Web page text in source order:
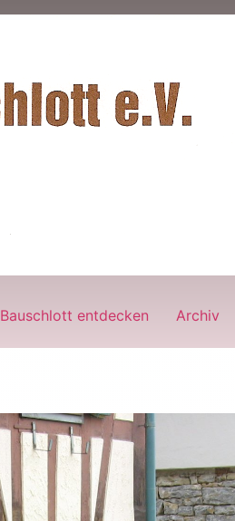
Bauschlott entdecken Archiv